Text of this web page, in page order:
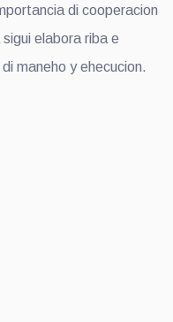
di cooperacion
elabora riba e
maneho y ehecucion.